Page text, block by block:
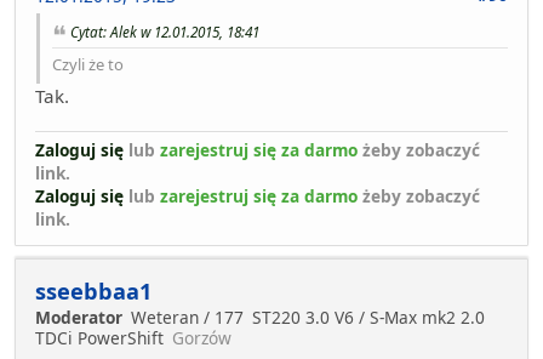
Cytat: Alek w 12.01.2015, 18:41
Czyli że to
Tak.
Zaloguj się lub zarejestruj się za darmo żeby zobaczyć
link.
Zaloguj się lub zarejestruj się za darmo żeby zobaczyć
link.
sseebbaa1
Moderator Weteran / 177 ST220 3.0 V6 / S-Max mk2 2.0
TDCi PowerShift Gorzów